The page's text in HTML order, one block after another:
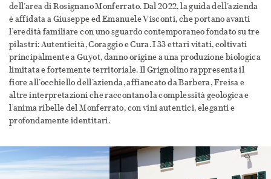
dell’area di Rosignano Monferrato. Dal 2022, la guida dell’azienda
è affidata a Giuseppe ed Emanuele Visconti, che portano avanti
l’eredità familiare con uno sguardo contemporaneo fondato su tre
pilastri: Autenticità, Coraggio e Cura. I 33 ettari vitati, coltivati
principalmente a Guyot, danno origine a una produzione biologica
limitata e fortemente territoriale. Il Grignolino rappresenta il
fiore all’occhiello dell’azienda, affiancato da Barbera, Freisa e
altre interpretazioni che raccontano la complessità geologica e
l’anima ribelle del Monferrato, con vini autentici, eleganti e
profondamente identitari.